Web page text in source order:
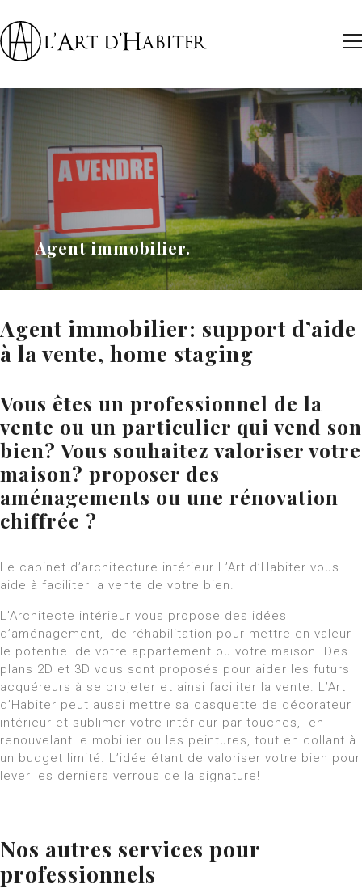
Agent immobilier
Agent immobilier: support d’aide
à la vente, home staging
Vous êtes un professionnel de la
vente ou un particulier qui vend son
bien? Vous souhaitez valoriser votre
maison? proposer des
aménagements ou une rénovation
chiffrée ?
Le cabinet d’architecture intérieur L’Art d’Habiter vous
aide à faciliter la vente de votre bien.
L’Architecte intérieur vous propose des idées
d’aménagement, de réhabilitation pour mettre en valeur
le potentiel de votre appartement ou votre maison. Des
plans 2D et 3D vous sont proposés pour aider les futurs
acquéreurs à se projeter et ainsi faciliter la vente. L’Art
d’Habiter peut aussi mettre sa casquette de décorateur
intérieur et sublimer votre intérieur par touches, en
renouvelant le mobilier ou les peintures, tout en collant à
un budget limité. L’idée étant de valoriser votre bien pour
lever les derniers verrous de la signature!
Nos autres services pour
professionnels